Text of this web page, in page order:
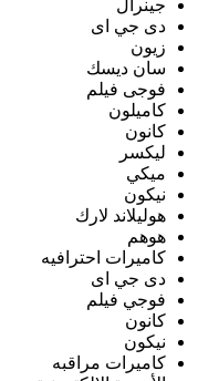
جينرال
دى جي اى
زيون
سان ديسك
فوجى فيلم
كاميلون
كانون
ليكسر
ميكي
نيكون
هوليلاند لارك
هوهم
كاميرات احترافيه
دى جي اى
فوجي فيلم
كانون
نيكون
كاميرات مراقبه